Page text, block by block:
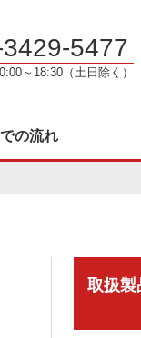
5477
～18:30（土日除く）
の流れ
取扱製